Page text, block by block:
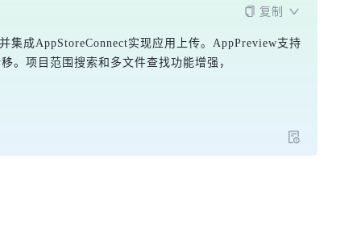
复制
成AppStoreConnect实现应用上传。AppPreview支持
。项目范围搜索和多文件查找功能增强，